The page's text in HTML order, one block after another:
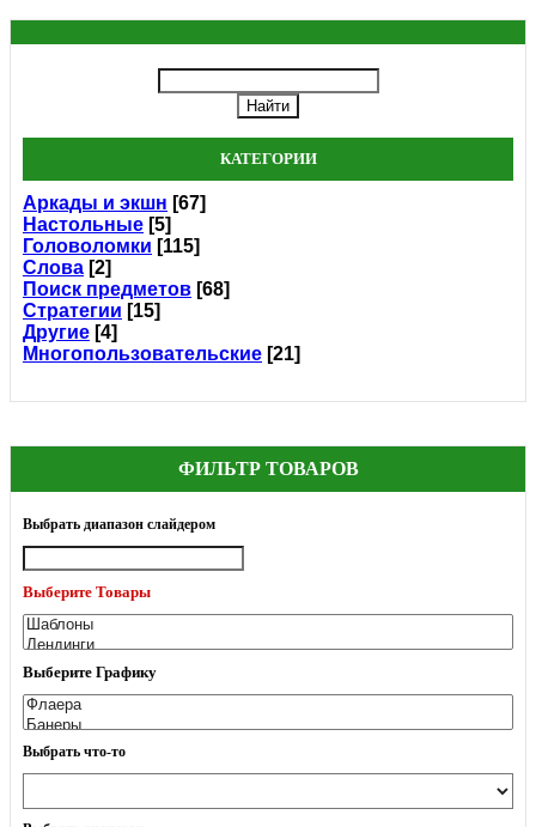
КАТЕГОРИИ
Аркады и экшн [67]
Настольные [5]
Головоломки [115]
Слова [2]
Поиск предметов [68]
Стратегии [15]
Другие [4]
Многопользовательские [21]
ФИЛЬТР ТОВАРОВ
Выбрать диапазон слайдером
Выберите Товары
Выберите Графику
Выбрать что-то